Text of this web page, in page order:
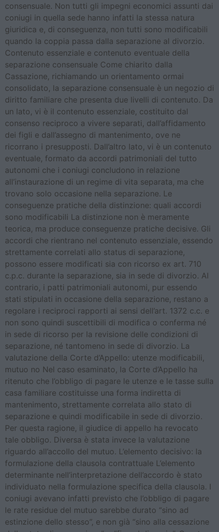
consensuale. Non tutti gli impegni economici assunti dai
coniugi in quella sede hanno infatti la stessa natura
giuridica e, di conseguenza, non tutti sono modificabili
quando la coppia passa dalla separazione al divorzio.
Contenuto essenziale e contenuto eventuale della
separazione consensuale Come chiarito dalla
Cassazione, richiamando un orientamento ormai
consolidato, la separazione consensuale è un negozio di
diritto familiare che presenta due livelli di contenuto. Da
un lato, vi è il contenuto essenziale, costituito dal
consenso reciproco a vivere separati, dall’affidamento
dei figli e dall’assegno di mantenimento, ove ne
ricorrano i presupposti. Dall’altro lato, vi è un contenuto
eventuale, formato da accordi patrimoniali del tutto
autonomi che i coniugi concludono in relazione
all’instaurazione di un regime di vita separata, ma che
trovano solo occasione nella separazione. Le
conseguenze pratiche della distinzione: quali accordi
sono modificabili La distinzione non è meramente
teorica, ma produce conseguenze pratiche decisive. Gli
accordi che rientrano nel contenuto essenziale, essendo
strettamente correlati allo status di separazione,
possono essere modificati sia con ricorso ex art. 710
c.p.c. durante la separazione, sia in sede di divorzio. Al
contrario, i patti patrimoniali autonomi, pur essendo
stati stipulati in occasione della separazione, restano a
regolare i reciproci rapporti ai sensi dell’art. 1372 c.c. e
non sono quindi suscettibili di modifica o conferma né
in sede di ricorso per la revisione delle condizioni di
separazione, né tantomeno in sede di divorzio. La
valutazione della Corte d’Appello: utenze modificabili,
mutuo no Nel caso esaminato, la Corte d’Appello ha
ritenuto che l’obbligo di pagare le utenze e le tasse sulla
casa familiare costituisse una forma indiretta di
mantenimento, strettamente correlata allo stato di
separazione e quindi modificabile in sede di divorzio.
Per questa ragione, il giudice di appello ha revocato
tale obbligo. Diversa è stata invece la valutazione
riguardo all’accollo del mutuo. L’elemento decisivo: la
formulazione della clausola contrattuale L’elemento
determinante nell’interpretazione dell’accordo è stato
individuato nella formulazione specifica della clausola. I
coniugi avevano infatti previsto che l’obbligo di pagare
le rate residue del mutuo sarebbe durato “sino ad
estinzione dello stesso”, e non già “sino alla cessazione